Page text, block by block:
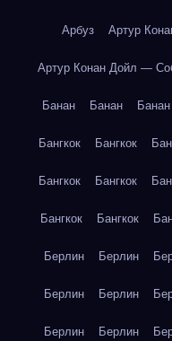
Арбуз Артур
Артур Конан Дойл —
Банан Банан Банан
Бангкок Бангкок
Бангкок Бангкок
Бангкок Бангкок
Берлин Берлин
Берлин Берлин
Берлин Берлин